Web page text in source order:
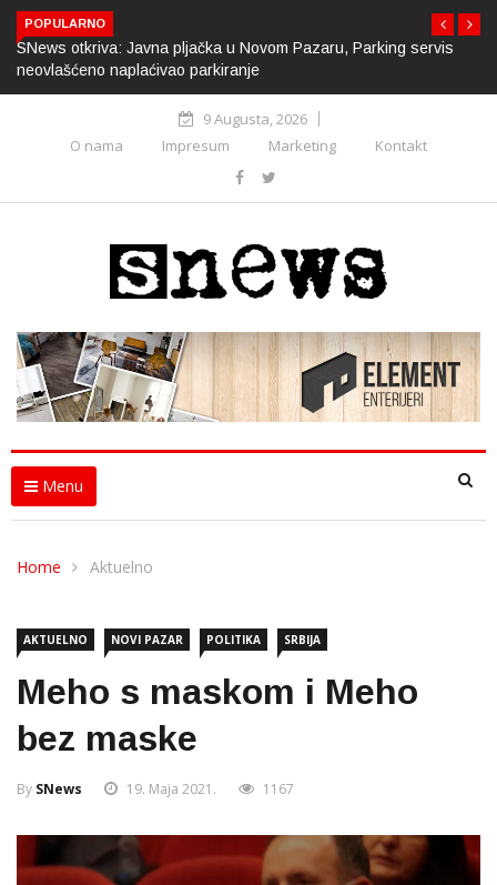
POPULARNO
SNews otkriva: Javna pljačka u Novom Pazaru, Parking servis
neovlašćeno naplaćivao parkiranje
9 Augusta, 2026
O nama
Impresum Marketing Kontakt
Menu
Home Aktuelno
AKTUELNO NOVI PAZAR POLITIKA SRBIJA
Meho s maskom i Meho
bez maske
By SNews 19. Maja 2021. 1167